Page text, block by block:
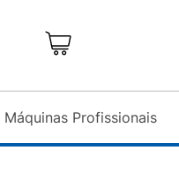
Máquinas Profissionais